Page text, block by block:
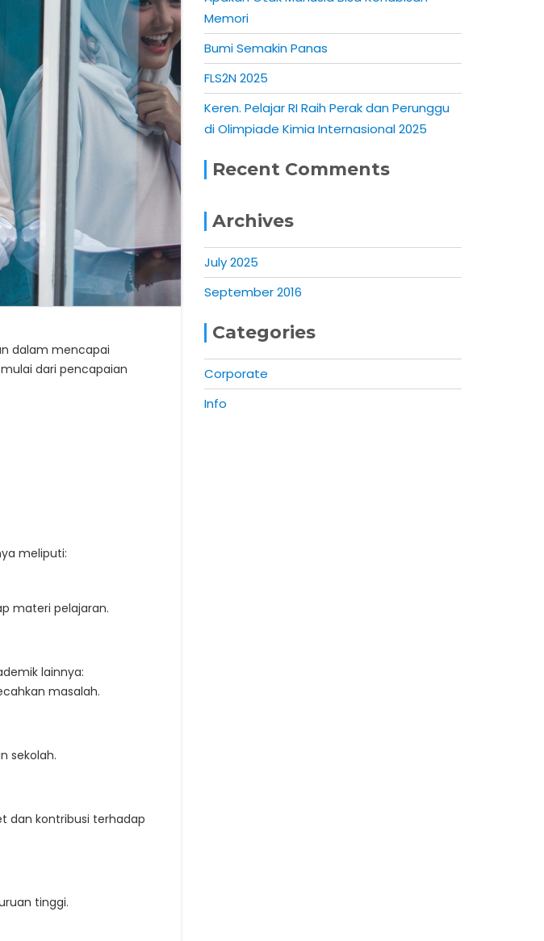
dalam mencapai
dari pencapaian
meliputi:
materi pelajaran.
lainnya:
masalah.
sekolah.
dan kontribusi terhadap
tinggi.
Memori
Bumi Semakin Panas
FLS2N 2025
Keren. Pelajar RI Raih Perak dan Perunggu
di Olimpiade Kimia Internasional 2025
Recent Comments
Archives
July 2025
September 2016
Categories
Corporate
Info